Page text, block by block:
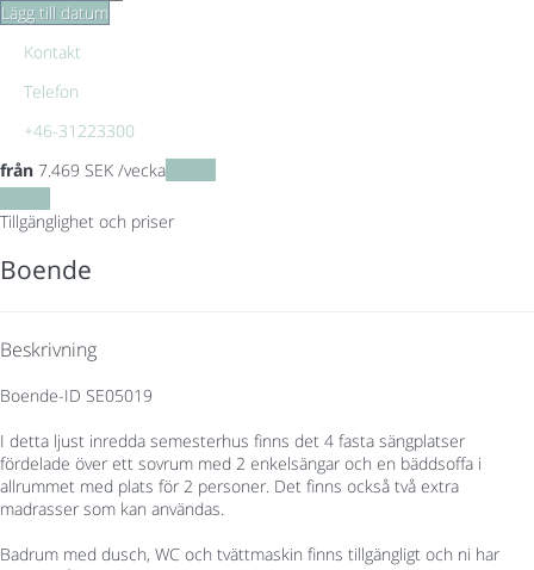
Lägg till datum
Kontakt
Telefon
+46-31223300
från 7.469 SEK /vecka
Tillgänglighet och priser
Boende
Beskrivning
Boende-ID SE05019
I detta ljust inredda semesterhus finns det 4 fasta sängplatser
fördelade över ett sovrum med 2 enkelsängar och en bäddsoffa i
allrummet med plats för 2 personer. Det finns också två extra
madrasser som kan användas.
Badrum med dusch, WC och tvättmaskin finns tillgängligt och ni har